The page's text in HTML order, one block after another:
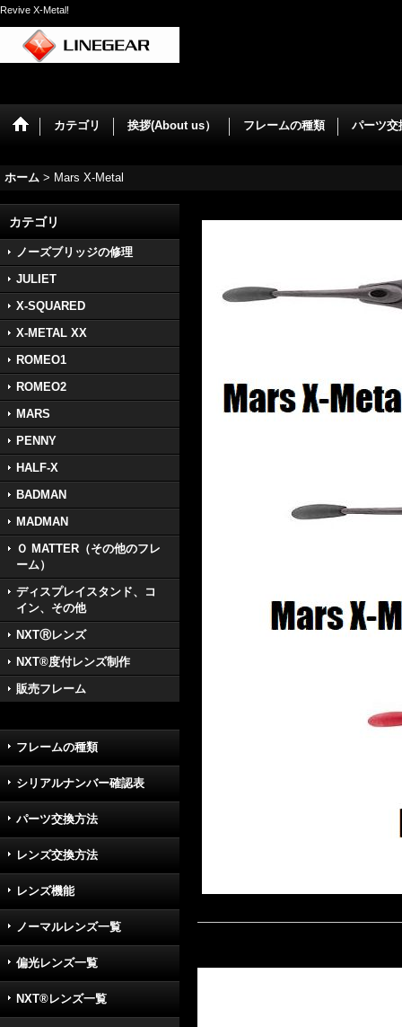
Revive X-Metal!
カテゴリ 挨拶(About us） フレームの種類 パーツ交
ホーム > Mars X-Metal
カテゴリ
ノーズブリッジの修理
JULIET
X-SQUARED
X-METAL XX
ROMEO1
ROMEO2
MARS
PENNY
HALF-X
BADMAN
MADMAN
Ｏ MATTER（その他のフレ
ーム）
ディスプレイスタンド、コ
イン、その他
NXTⓇレンズ
NXT®度付レンズ制作
販売フレーム
フレームの種類
シリアルナンバー確認表
パーツ交換方法
レンズ交換方法
レンズ機能
ノーマルレンズ一覧
偏光レンズ一覧
NXT®レンズ一覧